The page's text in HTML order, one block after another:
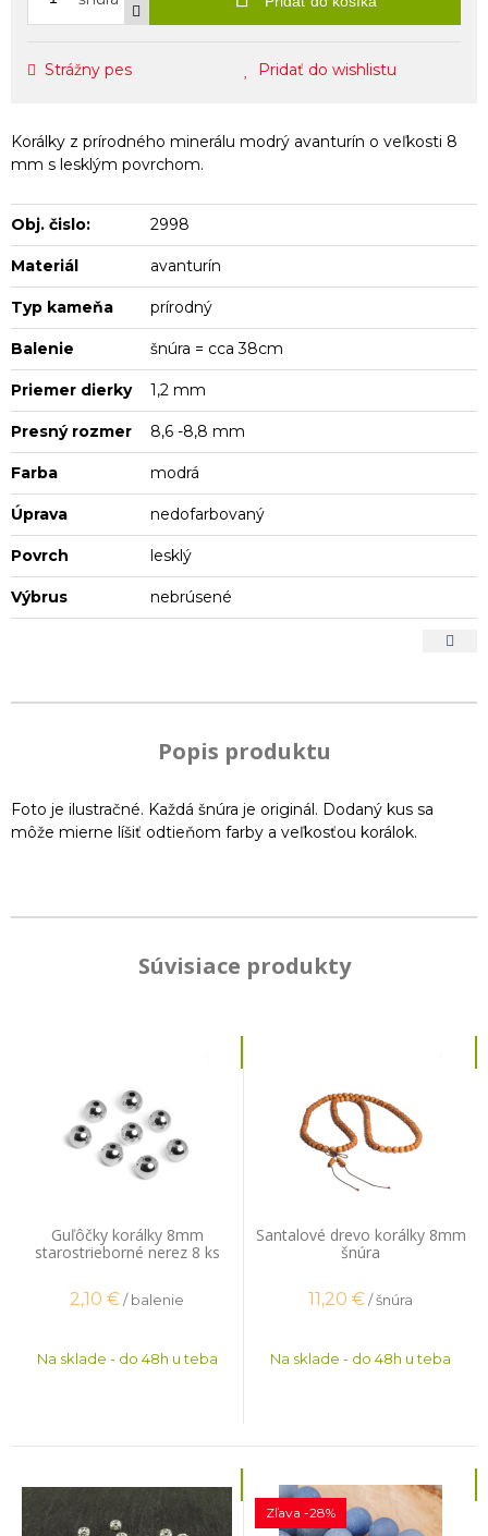
Strážny pes Pridať do wishlistu
Korálky z prírodného minerálu modrý avanturín o veľkosti 8
mm s lesklým povrchom.
Obj. čislo: 2998
Materiál avanturín
Typ kameňa prírodný
Balenie šnúra = cca 38cm
Priemer dierky 1,2 mm
Presný rozmer 8,6 -8,8 mm
Farba modrá
Úprava nedofarbovaný
Povrch lesklý
Výbrus nebrúsené
Popis produktu
Foto je ilustračné. Každá šnúra je originál. Dodaný kus sa
môže mierne líšiť odtieňom farby a veľkosťou korálok.
Súvisiace produkty
Guľôčky korálky 8mm
starostrieborné nerez 8 ks
2,10 €/ balenie
Na sklade - do 48h u teba
Santalové drevo korálky 8mm
šnúra
11,20 €/ šnúra
Na sklade - do 48h u teba
Zľava -28%